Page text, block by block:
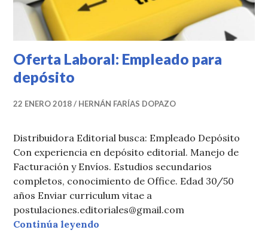
Oferta Laboral: Empleado para
depósito
22 ENERO 2018 HERNÁN FARÍAS DOPAZO
Distribuidora Editorial busca: Empleado Depósito
Con experiencia en depósito editorial. Manejo de
Facturación y Envíos. Estudios secundarios
completos, conocimiento de Office. Edad 30/50
años Enviar curriculum vitae a
postulaciones.editoriales@gmail.com
Continúa leyendo